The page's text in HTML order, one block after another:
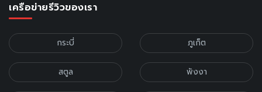
เครือข่ายรีวิวของเรา
กระบี่ ภูเก็ต
สตูล พังงา